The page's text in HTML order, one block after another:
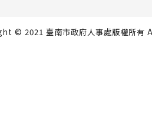
© 2021 臺南市政府人事處版權所